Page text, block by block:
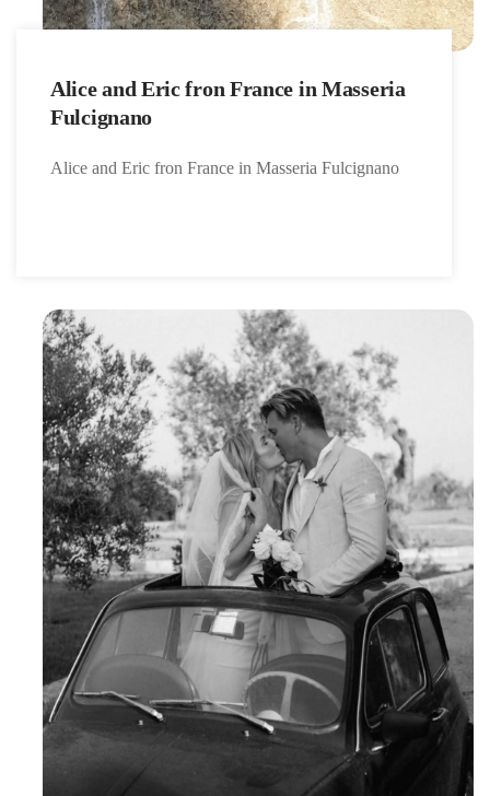
Alice and Eric fron France in Masseria
Fulcignano
Alice and Eric fron France in Masseria Fulcignano